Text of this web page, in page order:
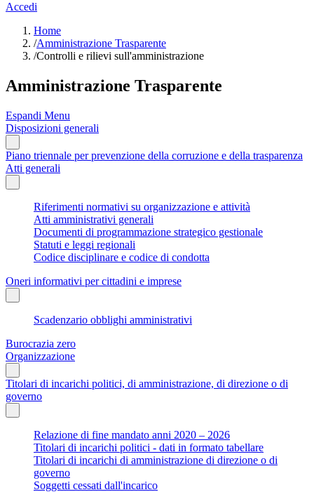
Accedi
Home
/Amministrazione Trasparente
/Controlli e rilievi sull'amministrazione
Amministrazione Trasparente
Espandi Menu
Disposizioni generali
Piano triennale per prevenzione della corruzione e della trasparenza
Atti generali
Riferimenti normativi su organizzazione e attività
Atti amministrativi generali
Documenti di programmazione strategico gestionale
Statuti e leggi regionali
Codice disciplinare e codice di condotta
Oneri informativi per cittadini e imprese
Scadenzario obblighi amministrativi
Burocrazia zero
Organizzazione
Titolari di incarichi politici, di amministrazione, di direzione o di
governo
Relazione di fine mandato anni 2020 – 2026
Titolari di incarichi politici - dati in formato tabellare
Titolari di incarichi di amministrazione di direzione o di
governo
Soggetti cessati dall'incarico